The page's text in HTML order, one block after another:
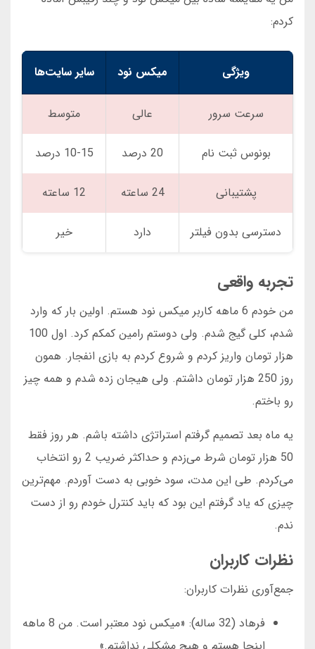
کردم:
ویژگی میکس نود سایر سایت‌ها
سرعت سرور عالی متوسط
بونوس ثبت نام 20 درصد 10-15 درصد
پشتیبانی 24 ساعته 12 ساعته
دسترسی بدون فیلتر دارد خیر
تجربه واقعی
من خودم 6 ماهه کاربر میکس نود هستم. اولین بار که وارد
شدم، کلی گیج شدم. ولی دوستم رامین کمکم کرد. اول 100
هزار تومان واریز کردم و شروع کردم به بازی انفجار. همون
روز 250 هزار تومان داشتم. ولی هیجان زده شدم و همه چیز
رو باختم.
یه ماه بعد تصمیم گرفتم استراتژی داشته باشم. هر روز فقط
50 هزار تومان شرط می‌زدم و حداکثر ضریب 2 رو انتخاب
می‌کردم. طی این مدت، سود خوبی به دست آوردم. مهم‌ترین
چیزی که یاد گرفتم این بود که باید کنترل خودم رو از دست
ندم.
نظرات کاربران
جمع‌آوری نظرات کاربران:
فرهاد (32 ساله): «میکس نود معتبر است. من 8 ماهه